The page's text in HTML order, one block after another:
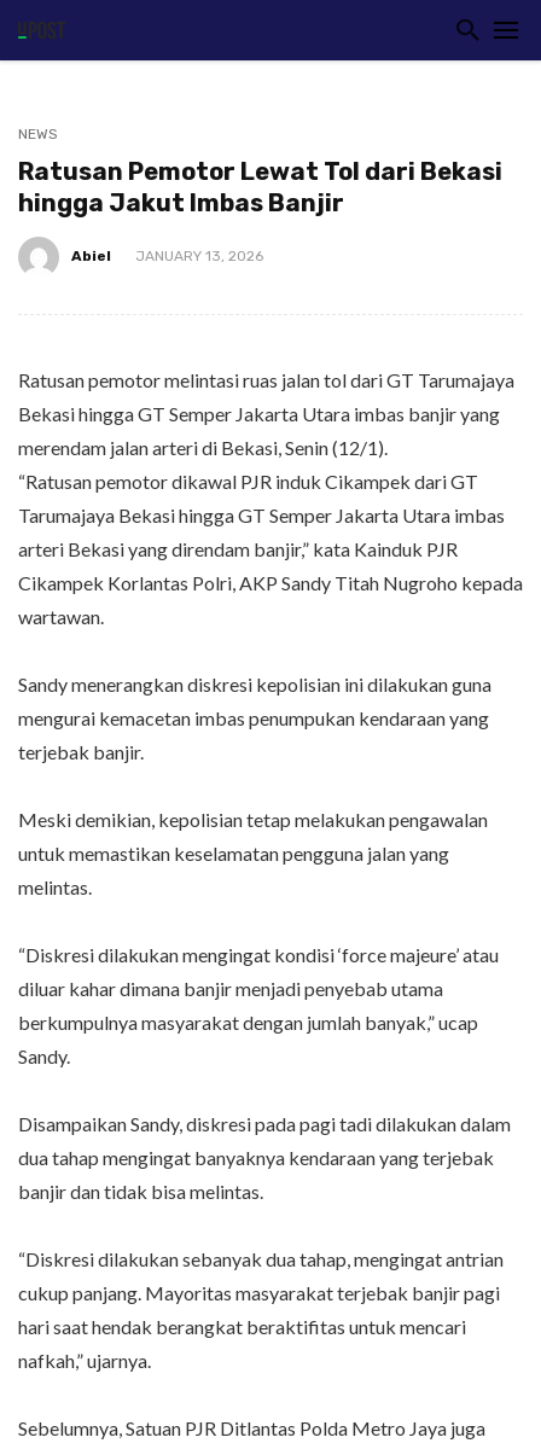
NEWS
Ratusan Pemotor Lewat Tol dari Bekasi
hingga Jakut Imbas Banjir
Abiel JANUARY 13, 2026
Ratusan pemotor melintasi ruas jalan tol dari GT Tarumajaya
Bekasi hingga GT Semper Jakarta Utara imbas banjir yang
merendam jalan arteri di Bekasi, Senin (12/1).
“Ratusan pemotor dikawal PJR induk Cikampek dari GT
Tarumajaya Bekasi hingga GT Semper Jakarta Utara imbas
arteri Bekasi yang direndam banjir,” kata Kainduk PJR
Cikampek Korlantas Polri, AKP Sandy Titah Nugroho kepada
wartawan.
Sandy menerangkan diskresi kepolisian ini dilakukan guna
mengurai kemacetan imbas penumpukan kendaraan yang
terjebak banjir.
Meski demikian, kepolisian tetap melakukan pengawalan
untuk memastikan keselamatan pengguna jalan yang
melintas.
“Diskresi dilakukan mengingat kondisi ‘force majeure’ atau
diluar kahar dimana banjir menjadi penyebab utama
berkumpulnya masyarakat dengan jumlah banyak,” ucap
Sandy.
Disampaikan Sandy, diskresi pada pagi tadi dilakukan dalam
dua tahap mengingat banyaknya kendaraan yang terjebak
banjir dan tidak bisa melintas.
“Diskresi dilakukan sebanyak dua tahap, mengingat antrian
cukup panjang. Mayoritas masyarakat terjebak banjir pagi
hari saat hendak berangkat beraktifitas untuk mencari
nafkah,” ujarnya.
Sebelumnya, Satuan PJR Ditlantas Polda Metro Jaya juga